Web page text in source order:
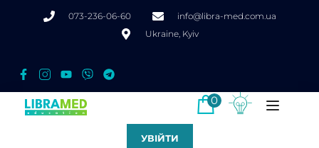
073-236-06-60
info@libra-med.com.ua
Ukraine, Kyiv
0
УВІЙТИ